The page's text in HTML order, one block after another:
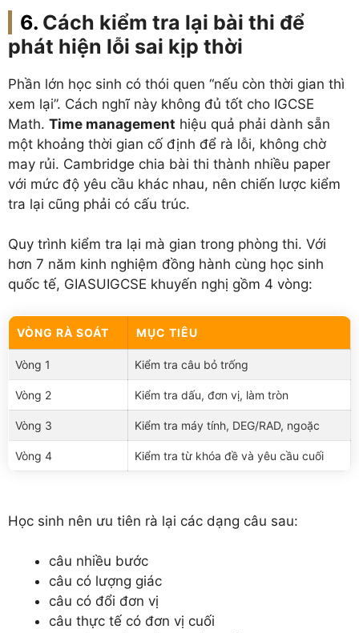
Cách kiểm tra lại bài thi để
phát hiện lỗi sai kịp thời
Phần lớn học sinh có thói quen “nếu còn thời gian thì
xem lại”. Cách nghĩ này không đủ tốt cho IGCSE
Math. Time management hiệu quả phải dành sẵn
một khoảng thời gian cố định để rà lỗi, không chờ
may rủi. Cambridge chia bài thi thành nhiều paper
với mức độ yêu cầu khác nhau, nên chiến lược kiểm
tra lại cũng phải có cấu trúc.
Quy trình kiểm tra lại mà gian trong phòng thi. Với
hơn 7 năm kinh nghiệm đồng hành cùng học sinh
quốc tế, GIASUIGCSE khuyến nghị gồm 4 vòng:
VÒNG RÀ SOÁT MỤC TIÊU
Vòng 1 Kiểm tra câu bỏ trống
Vòng 2 Kiểm tra dấu, đơn vị, làm tròn
Vòng 3 Kiểm tra máy tính, DEG/RAD, ngoặc
Vòng 4 Kiểm tra từ khóa đề và yêu cầu cuối
Học sinh nên ưu tiên rà lại các dạng câu sau:
câu nhiều bước
câu có lượng giác
câu có đổi đơn vị
câu thực tế có đơn vị cuối